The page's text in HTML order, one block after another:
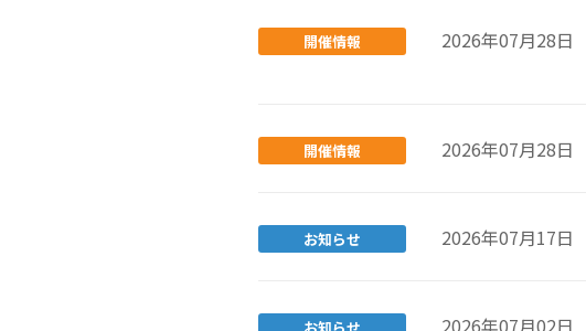
開催情報 2026年07月28日
開催情報 2026年07月28日
お知らせ 2026年07月17日
2026年07月02日